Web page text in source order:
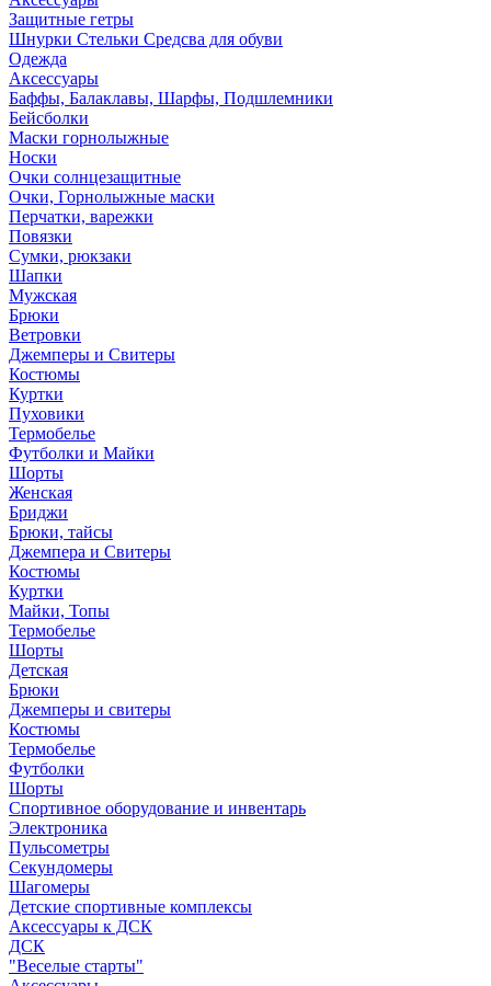
Защитные гетры
Шнурки Стельки Средсва для обуви
Одежда
Аксессуары
Баффы, Балаклавы, Шарфы, Подшлемники
Бейсболки
Маски горнолыжные
Носки
Очки солнцезащитные
Очки, Горнолыжные маски
Перчатки, варежки
Повязки
Сумки, рюкзаки
Шапки
Мужская
Брюки
Ветровки
Джемперы и Свитеры
Костюмы
Куртки
Пуховики
Термобелье
Футболки и Майки
Шорты
Женская
Бриджи
Брюки, тайсы
Джемпера и Свитеры
Костюмы
Куртки
Майки, Топы
Термобелье
Шорты
Детская
Брюки
Джемперы и свитеры
Костюмы
Термобелье
Футболки
Шорты
Спортивное оборудование и инвентарь
Электроника
Пульсометры
Секундомеры
Шагомеры
Детские спортивные комплексы
Аксессуары к ДСК
ДСК
"Веселые старты"